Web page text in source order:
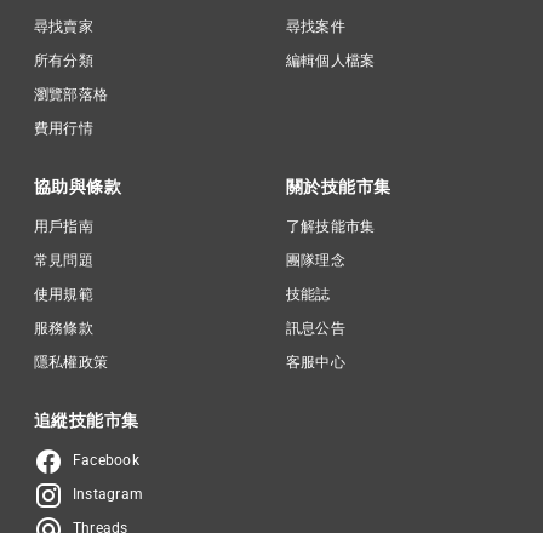
尋找賣家
所有分類
瀏覽部落格
費用行情
尋找案件
編輯個人檔案
協助與條款
用戶指南
常見問題
使用規範
服務條款
隱私權政策
關於技能市集
了解技能市集
團隊理念
技能誌
訊息公告
客服中心
追縱技能市集
Facebook
Instagram
Threads